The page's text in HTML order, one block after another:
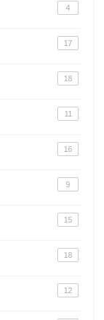
4
17
18
11
16
9
15
18
12